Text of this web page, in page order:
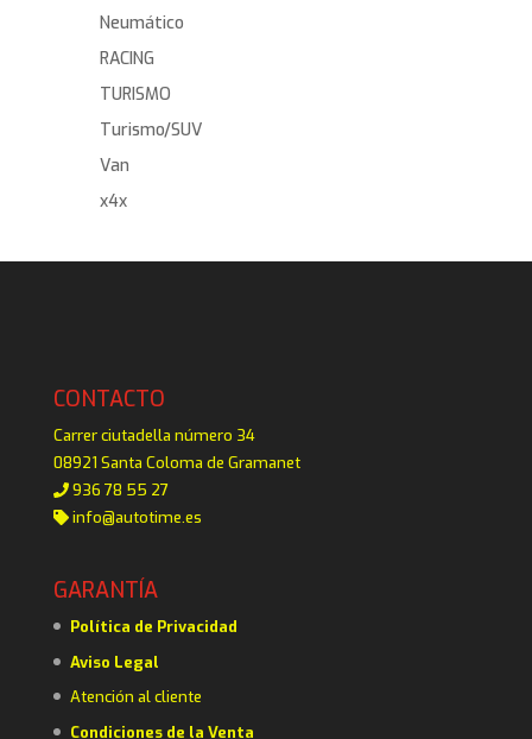
Neumático
RACING
TURISMO
Turismo/SUV
Van
x4x
CONTACTO
Carrer ciutadella número 34
08921 Santa Coloma de Gramanet
936 78 55 27
info@autotime.es
GARANTÍA
Política de Privacidad
Aviso Legal
Atención al cliente
Condiciones de la Venta